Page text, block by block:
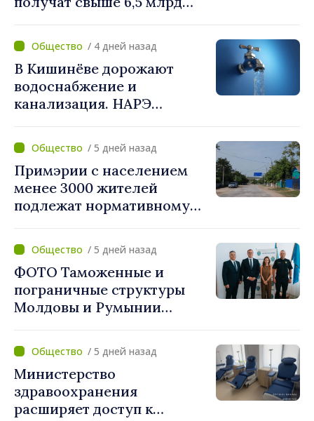
«Правительство
предоставляет примэриям,
которые добровольно
объединяются,
беспрецедентный
/ 4 дней назад
В Кишинёве дорожают
водоснабжение и
канализация. НАРЭ
/ 5 дней назад
Примэрии с населением
менее 3000 жителей
подлежат нормативному
«Реформу нужно
завершить этой осенью»
/ 5 дней назад
ФОТО Таможенные и
пограничные структуры
Молдовы и Румынии
по разгрузке движения на
КПП "Леушены–Албица"
/ 5 дней назад
Министерство
здравоохранения
расширяет доступ к